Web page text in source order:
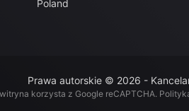
Poland
Prawa autorskie © 2026 -
korzysta z Google reCAPTCHA.